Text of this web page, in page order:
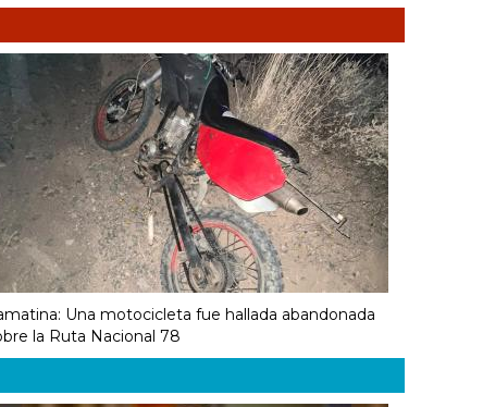
Una motocicleta fue hallada abandonada
la Ruta Nacional 78